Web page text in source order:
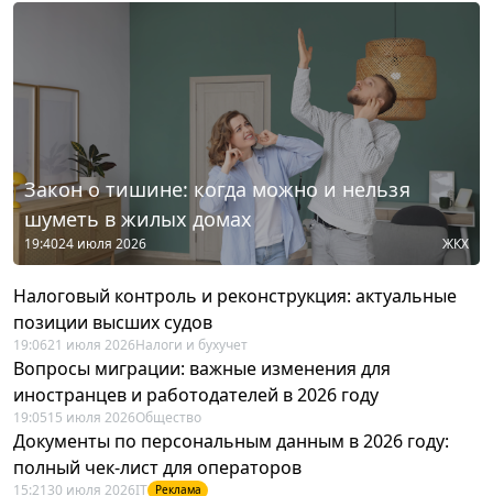
Закон о тишине: когда можно и нельзя
шуметь в жилых домах
19:4024 июля 2026 ЖКХ
Налоговый контроль и реконструкция: актуальные
позиции высших судов
19:0621 июля 2026Налоги и бухучет
Вопросы миграции: важные изменения для
иностранцев и работодателей в 2026 году
19:0515 июля 2026Общество
Документы по персональным данным в 2026 году:
полный чек-лист для операторов
15:21 30 июля 2026IT Реклама